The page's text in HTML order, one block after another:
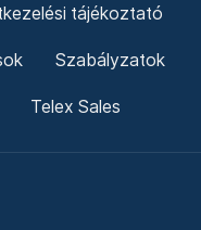
tájékoztató
Szabályzatok
Telex Sales